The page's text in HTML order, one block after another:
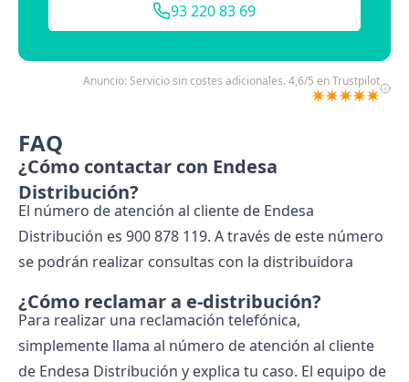
93 220 83 69
Anuncio: Servicio sin costes adicionales. 4,6/5 en Trustpilot
✴️✴️✴️✴️✴️
FAQ
¿Cómo contactar con Endesa
Distribución?
El número de atención al cliente de Endesa
Distribución es 900 878 119. A través de este número
se podrán realizar consultas con la distribuidora
¿Cómo reclamar a e-distribución?
Para realizar una reclamación telefónica,
simplemente llama al número de atención al cliente
de Endesa Distribución y explica tu caso. El equipo de